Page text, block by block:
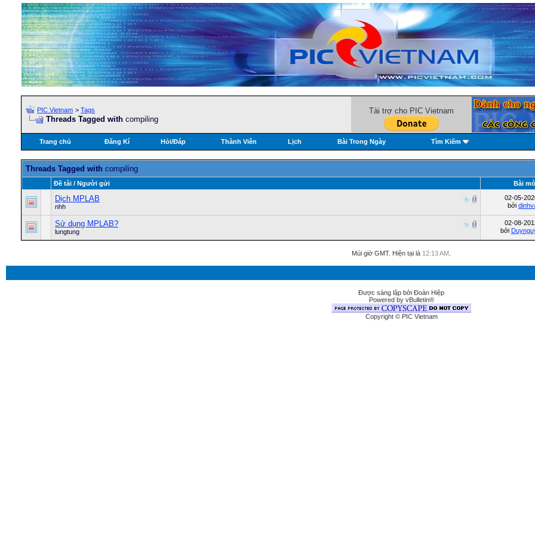
PIC Vietnam > Tags
Threads Tagged with compiling
Tài trợ cho PIC Vietnam
Trang chủ Đăng Kí Hỏi/Ðáp Thành Viên Lịch Bài Trong Ngày Tìm Kiếm
Threads Tagged with compiling
Ðề tài / Người gửi Bài
Dịch MPLAB
nhh
02-05-
bởi
Sử dụng MPLAB?
lungtung
02-08-
bởi
Múi giờ GMT. Hiện tại là 12:13 AM
Được sáng lập bởi Đoàn Hiệp
Powered by vBulletin®
Copyright © PIC Vietnam